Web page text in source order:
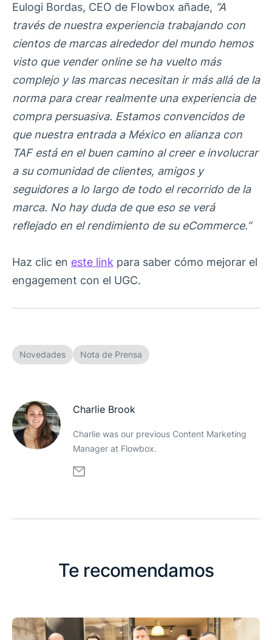
Eulogi Bordas, CEO de Flowbox añade, “A
través de nuestra experiencia trabajando con
cientos de marcas alrededor del mundo hemos
visto que vender online se ha vuelto más
complejo y las marcas necesitan ir más allá de la
norma para crear realmente una experiencia de
compra persuasiva. Estamos convencidos de
que nuestra entrada a México en alianza con
TAF está en el buen camino al creer e involucrar
a su comunidad de clientes, amigos y
seguidores a lo largo de todo el recorrido de la
marca. No hay duda de que eso se verá
reflejado en el rendimiento de su eCommerce.”
Haz clic en este link para saber cómo mejorar el
engagement con el UGC.
Novedades Nota de Prensa
Charlie Brook
Charlie was our previous Content Marketing
Manager at Flowbox.
Te recomendamos